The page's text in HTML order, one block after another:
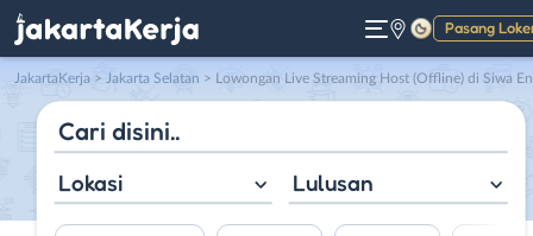
Pasang
Gelap
JakartaKerja > Jakarta Selatan > Lowongan Live Streaming Host (Offline) di Siwa Entertainment
Lokasi Lulusan